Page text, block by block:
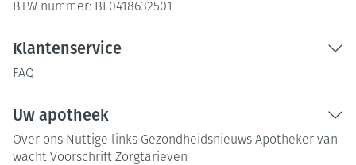
BTW nummer: BE0418632501
Klantenservice
FAQ
Uw apotheek
Over ons Nuttige links Gezondheidsnieuws Apotheker van
wacht Voorschrift Zorgtarieven